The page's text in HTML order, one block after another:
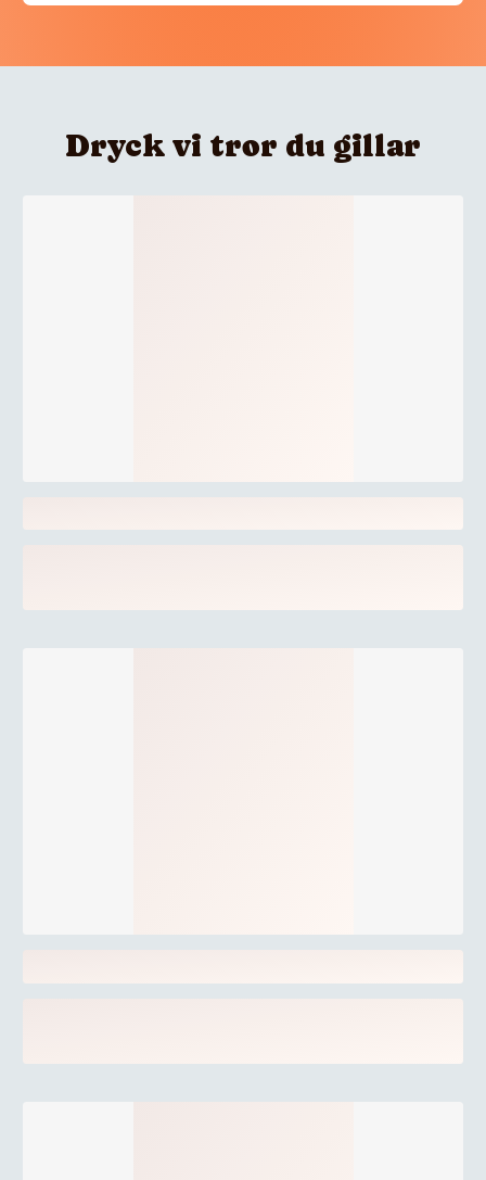
Dryck vi tror du gillar